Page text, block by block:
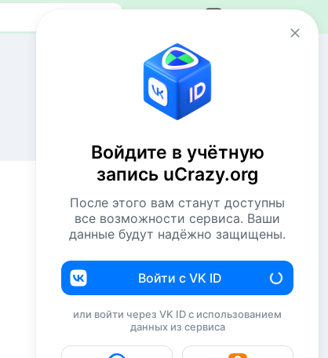
Авторизация
Сейчас онлайн
2 VIP`а
32 пользователя
1205 гостей
Всего посетителей 1239
Рекорд: 12737 посетителей
Установлен 22 апр 2026г. в 02:34
Комментаторы недели
подводим итоги
Docent76 xx
Комсомолец xx
Войдите в учётную
запись uCrazy.org
После этого вам станут доступны
все возможности сервиса. Ваши
данные будут надёжно защищены.
Войти с VK ID
или войти через VK ID с использованием
данных из сервиса